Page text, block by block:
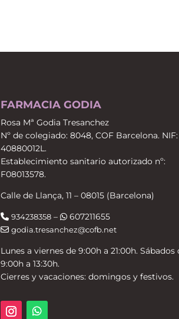
FARMACIA GODIA
Rosa Mª Godia Tresanchez
Nº de colegiado: 8048, COF Barcelona. NIF:
40880012L.
Establecimiento sanitario autorizado nº:
F08013578.
Calle de Llança, 11 – 08015 (Barcelona)
934238358 – 607211655
godia.tresanchez@cofb.net
Lunes a viernes de 9:00h a 21:00h. Sábados
9:00h a 13:30h.
Cierres y vacaciones: domingos y festivos.